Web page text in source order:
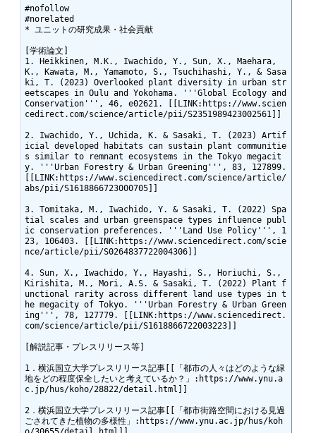
#nofollow
#norelated
* ユニットの研究成果・社会貢献
[学術論文]
1. Heikkinen, M.K., Iwachido, Y., Sun, X., Maehara,
K., Kawata, M., Yamamoto, S., Tsuchihashi, Y., & Sasa
ki, T. (2023) Overlooked plant diversity in urban str
eetscapes in Oulu and Yokohama. '''Global Ecology and
Conservation''', 46, e02621. [[LINK:https://www.scien
cedirect.com/science/article/pii/S2351989423002561]]
2. Iwachido, Y., Uchida, K. & Sasaki, T. (2023) Artif
icial developed habitats can sustain plant communitie
s similar to remnant ecosystems in the Tokyo megacit
y. '''Urban Forestry & Urban Greening''', 83, 127899.
[[LINK:https://www.sciencedirect.com/science/article/
abs/pii/S1618866723000705]]
3. Tomitaka, M., Iwachido, Y. & Sasaki, T. (2022) Spa
tial scales and urban greenspace types influence publ
ic conservation preferences. '''Land Use Policy''', 1
23, 106403. [[LINK:https://www.sciencedirect.com/scie
nce/article/pii/S0264837722004306]]
4. Sun, X., Iwachido, Y., Hayashi, S., Horiuchi, S.,
Kirishita, M., Mori, A.S. & Sasaki, T. (2022) Plant f
unctional rarity across different land use types in t
he megacity of Tokyo. '''Urban Forestry & Urban Green
ing''', 78, 127779. [[LINK:https://www.sciencedirect.
com/science/article/pii/S1618866722003223]]
[解説記事・プレスリリース等]
1．横浜国立大学プレスリリース記事[[「都市の人々はどのような緑
地をどの程度保全したいと考えているか？」:https://www.ynu.a
c.jp/hus/koho/28822/detail.html]]
2．横浜国立大学プレスリリース記事[[「都市街路空間における見過
ごされてきた植物の多様性」:https://www.ynu.ac.jp/hus/koh